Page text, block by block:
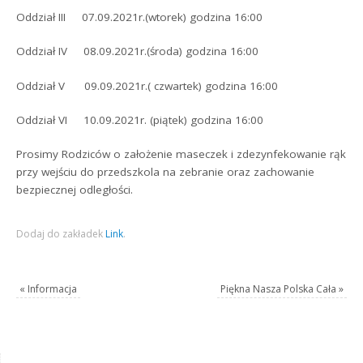
Oddział III 07.09.2021r.(wtorek) godzina 16:00
Oddział IV 08.09.2021r.(środa) godzina 16:00
Oddział V 09.09.2021r.( czwartek) godzina 16:00
Oddział VI 10.09.2021r. (piątek) godzina 16:00
Prosimy Rodziców o założenie maseczek i zdezynfekowanie rąk
przy wejściu do przedszkola na zebranie oraz zachowanie
bezpiecznej odległości.
Dodaj do zakładek Link.
« Informacja Piękna Nasza Polska Cała »